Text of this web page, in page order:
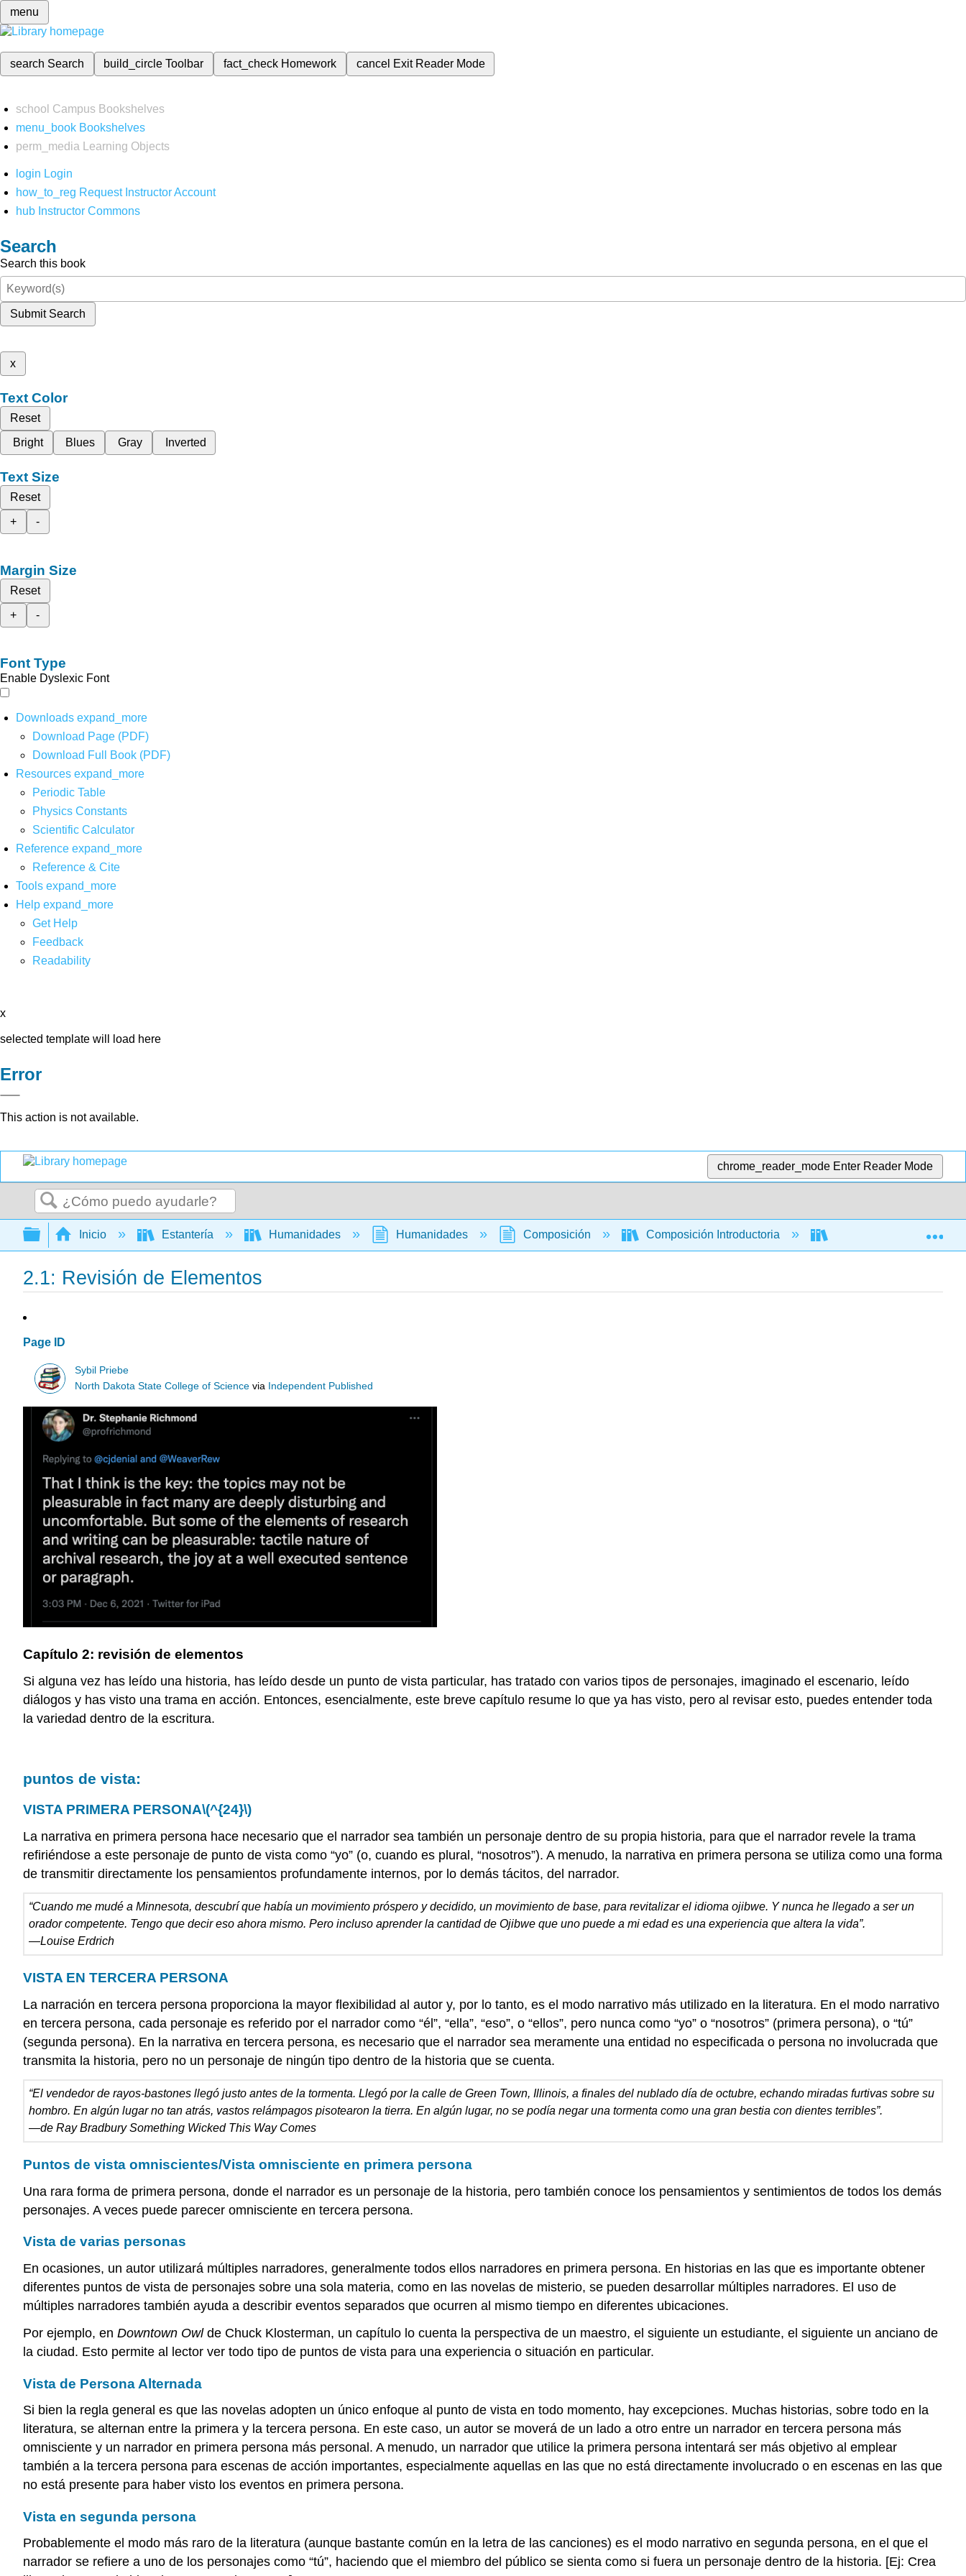
menu
search Search build_circleToolbar fact_check Homework cancel Exit Reader Mode
school Campus Bookshelves
menu_book Bookshelves
perm_media
Learning Objects
login Login
how_to_reg Request Instructor Account
hub Instructor Commons
Search
Search this book
Submit Search
x
Text Color
Reset
Bright
Blues Gray Inverted
Text Size
Reset
+
-
Margin Size
Reset
+
-
Font Type
Enable Dyslexic Font
Downloads expand_more
Download Page (PDF)
Download Full Book (PDF)
Resources expand_more
Periodic Table
Physics Constants
Scientific Calculator
Reference expand_more
Reference & Cite
Tools expand_more
Help expand_more
Get Help
Feedback
Readability
x
selected template will load here
Error
This action is not available.
chrome_reader_mode Enter Reader Mode
Buscar
Expandir/contraer jerarquía global
Inicio Estantería Humanidades Humanidades Composición Composición Introductoria Escribir o Izquierda
2.1: Revisión de Elementos
Page ID
Sybil Priebe
North Dakota State College of Science via Independent Published
Capítulo 2: revisión de elementos
Si alguna vez has leído una historia, has leído desde un punto de vista particular, has tratado con varios tipos de personajes, imaginado el escenario, leído
diálogos y has visto una trama en acción. Entonces, esencialmente, este breve capítulo resume lo que ya has visto, pero al revisar esto, puedes entender toda
la variedad dentro de la escritura.
puntos de vista:
VISTA PRIMERA PERSONA\(^{24}\)
La narrativa en primera persona hace necesario que el narrador sea también un personaje dentro de su propia historia, para que el narrador revele la trama
refiriéndose a este personaje de punto de vista como “yo” (o, cuando es plural, “nosotros”). A menudo, la narrativa en primera persona se utiliza como una forma
de transmitir directamente los pensamientos profundamente internos, por lo demás tácitos, del narrador.
“Cuando me mudé a Minnesota, descubrí que había un movimiento próspero y decidido, un movimiento de base, para revitalizar el idioma ojibwe. Y nunca he llegado a ser un
orador competente. Tengo que decir eso ahora mismo. Pero incluso aprender la cantidad de Ojibwe que uno puede a mi edad es una experiencia que altera la vida”.
—Louise Erdrich
VISTA EN TERCERA PERSONA
La narración en tercera persona proporciona la mayor flexibilidad al autor y, por lo tanto, es el modo narrativo más utilizado en la literatura. En el modo narrativo
en tercera persona, cada personaje es referido por el narrador como “él”, “ella”, “eso”, o “ellos”, pero nunca como “yo” o “nosotros” (primera persona), o “tú”
(segunda persona). En la narrativa en tercera persona, es necesario que el narrador sea meramente una entidad no especificada o persona no involucrada que
transmita la historia, pero no un personaje de ningún tipo dentro de la historia que se cuenta.
“El vendedor de rayos-bastones llegó justo antes de la tormenta. Llegó por la calle de Green Town, Illinois, a finales del nublado día de octubre, echando miradas furtivas sobre su
hombro. En algún lugar no tan atrás, vastos relámpagos pisotearon la tierra. En algún lugar, no se podía negar una tormenta como una gran bestia con dientes terribles”.
—de Ray Bradbury Something Wicked This Way Comes
Puntos de vista omniscientes/Vista omnisciente en primera persona
Una rara forma de primera persona, donde el narrador es un personaje de la historia, pero también conoce los pensamientos y sentimientos de todos los demás
personajes. A veces puede parecer omnisciente en tercera persona.
Vista de varias personas
En ocasiones, un autor utilizará múltiples narradores, generalmente todos ellos narradores en primera persona. En historias en las que es importante obtener
diferentes puntos de vista de personajes sobre una sola materia, como en las novelas de misterio, se pueden desarrollar múltiples narradores. El uso de
múltiples narradores también ayuda a describir eventos separados que ocurren al mismo tiempo en diferentes ubicaciones.
Por ejemplo, en Downtown Owlde Chuck Klosterman, un capítulo lo cuenta la perspectiva de un maestro, el siguiente un estudiante, el siguiente un anciano de
la ciudad. Esto permite al lector ver todo tipo de puntos de vista para una experiencia o situación en particular.
Vista de Persona Alternada
Si bien la regla general es que las novelas adopten un único enfoque al punto de vista en todo momento, hay excepciones. Muchas historias, sobre todo en la
literatura, se alternan entre la primera y la tercera persona. En este caso, un autor se moverá de un lado a otro entre un narrador en tercera persona más
omnisciente y un narrador en primera persona más personal. A menudo, un narrador que utilice la primera persona intentará ser más objetivo al emplear
también a la tercera persona para escenas de acción importantes, especialmente aquellas en las que no está directamente involucrado o en escenas en las que
no está presente para haber visto los eventos en primera persona.
Vista en segunda persona
Probablemente el modo más raro de la literatura (aunque bastante común en la letra de las canciones) es el modo narrativo en segunda persona, en el que el
narrador se refiere a uno de los personajes como “tú”, haciendo que el miembro del público se sienta como si fuera un personaje dentro de la historia. [Ej: Crea